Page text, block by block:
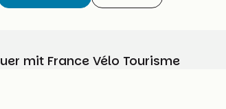
mit France Vélo Tourisme